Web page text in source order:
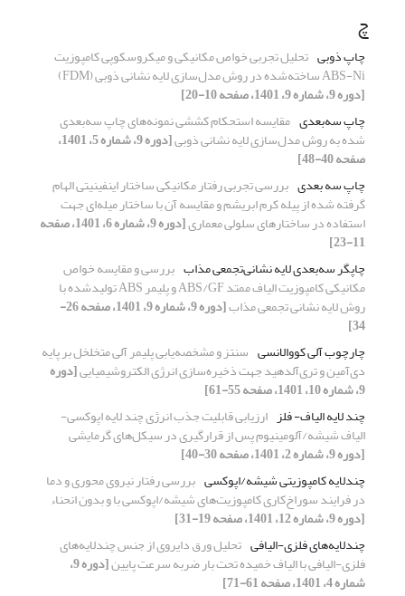
چ
چاپ ذوبی تحلیل‎ ‎تجربی خواص مکانیکی و میکروسکوپی کامپوزیت
[دوره 9، شماره 9، 1401، صفحه 10-20]
چاپ سه‌بعدی مقایسه استحکام کششی نمونه‌های چاپ سه‌بعدی
شده به روش مدل‌سازی لایه نشانی ذوبی [دوره 9، شماره 5، 1401،
صفحه 40-48]
چاپ سه بعدی بررسی تجربی رفتار مکانیکی ساختار اینفینیتی الهام
گرفته شده از پیله کرم ابریشم و مقایسه آن با ساختار میله‌ای جهت
استفاده در ساختارهای سلولی معماری [دوره 9، شماره 6، 1401، صفحه
11-23]
چاپگر سه‌بعدی لایه نشانی‌تجمعی مذاب بررسی و مقایسه خواص
مکانیکی کامپوزیت الیاف ممتد ABS/GF و پلیمر ABS تولیدشده با
روش لایه نشانی تجمعی مذاب [دوره 9، شماره 9، 1401، صفحه 26-
34]
چارچوب آلی کووالانسی سنتز و مشخصه‌یابی پلیمر آلی متخلخل بر پایه
دی‌آمین و تری‌آلدهید جهت ذخیره‌سازی انرژی الکتروشیمیایی[دوره
9، شماره 10، 1401، صفحه 55-61]
چند لایه الیاف- فلز ارزیابی قابلیت جذب انرژی چند لایه اپوکسی-
الیاف شیشه/آلومینیوم پس از قرارگیری در سیکل‌های گرمایشی
[دوره 9، شماره 2، 1401، صفحه 30-40]
چندلایه‌ کامپوزیتی شیشه/اپوکسی بررسی رفتار نیروی محوری و دما
در فرایند سوراخ‌کاری کامپوزیت‌های شیشه/اپوکسی با و بدون انحناء
[دوره 9، شماره 12، 1401، صفحه 19-31]
چندلایه‌های فلزی-الیافی تحلیل ورق دایروی از جنس چندلایه‌های
فلزی-الیافی با الیاف خمیده تحت بار ضربه سرعت پایین [دوره 9،
شماره 4، 1401، صفحه 61-71]